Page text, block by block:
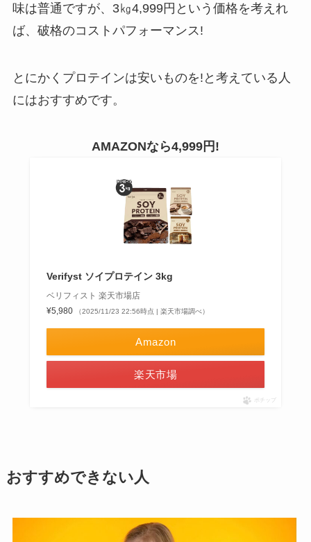
味は普通ですが、3㎏4,999円という価格を考えれ
ば、破格のコストパフォーマンス!
とにかくプロテインは安いものを!と考えている人
にはおすすめです。
AMAZONなら4,999円!
Verifyst ソイプロテイン 3kg
ベリフィスト 楽天市場店
¥5,980
（2025/11/23 22:56時点 | 楽天市場調べ）
Amazon
楽天市場
ポチップ
おすすめできない人